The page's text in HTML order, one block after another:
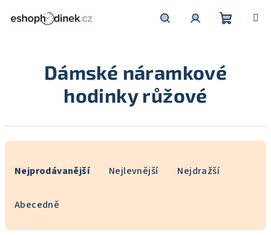
košík
Dámské náramkové
hodinky růžové
Nejprodávanější Nejlevnější Nejdražší
Abecedně